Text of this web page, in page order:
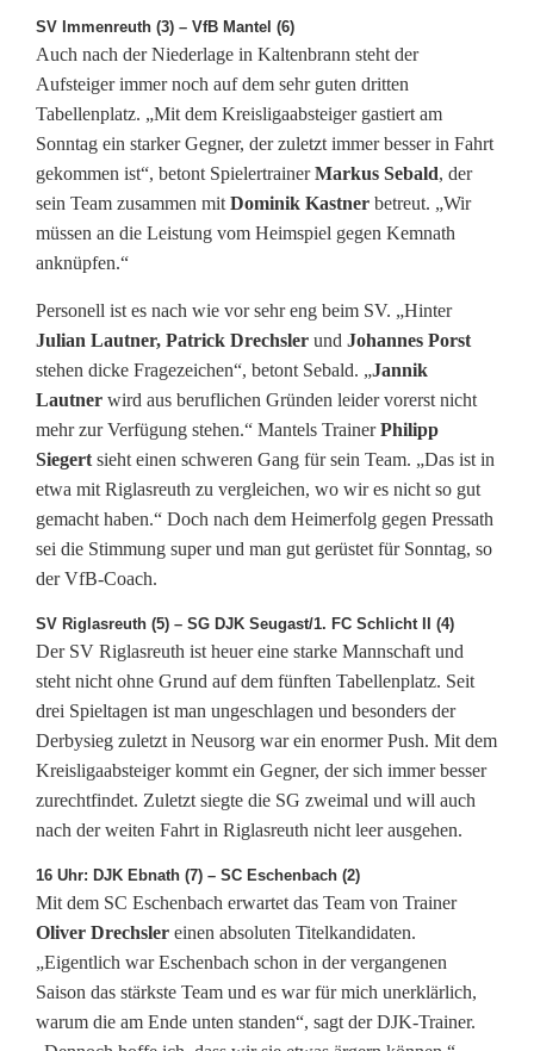
s
o
n
a
l
o
r
g
e
n
e
n
e
n
S
i
e
g
a
n
SV Immenreuth (3) – VfB Mantel (6)
Auch nach der Niederlage in Kaltenbrann steht der
Aufsteiger immer noch auf dem sehr guten dritten
Tabellenplatz. „Mit dem Kreisligaabsteiger gastiert am
Sonntag ein starker Gegner, der zuletzt immer besser in Fahrt
gekommen ist“, betont SpielertrainerMarkus Sebald, der
sein Team zusammen mit Dominik Kastner betreut. „Wir
müssen an die Leistung vom Heimspiel gegen Kemnath
anknüpfen.“
Personell ist es nach wie vor sehr eng beim SV. „Hinter
Julian Lautner, Patrick Drechsler und Johannes Porst
stehen dicke Fragezeichen“, betont Sebald. „Jannik
Lautner wird aus beruflichen Gründen leider vorerst nicht
mehr zur Verfügung stehen.“ Mantels TrainerPhilipp
Siegert sieht einen schweren Gang für sein Team. „Das ist in
etwa mit Riglasreuth zu vergleichen, wo wir es nicht so gut
gemacht haben.“ Doch nach dem Heimerfolg gegen Pressath
sei die Stimmung super und man gut gerüstet für Sonntag, so
der VfB-Coach.
SV Riglasreuth (5) – SG DJK Seugast/1. FC Schlicht II (4)
Der SV Riglasreuth ist heuer eine starke Mannschaft und
steht nicht ohne Grund auf dem fünften Tabellenplatz. Seit
drei Spieltagen ist man ungeschlagen und besonders der
Derbysieg zuletzt in Neusorg war ein enormer Push. Mit dem
Kreisligaabsteiger kommt ein Gegner, der sich immer besser
zurechtfindet. Zuletzt siegte die SG zweimal und will auch
nach der weiten Fahrt in Riglasreuth nicht leer ausgehen.
16 Uhr: DJK Ebnath (7) – SC Eschenbach (2)
Mit dem SC Eschenbach erwartet das Team von Trainer
Oliver Drechsler einen absoluten Titelkandidaten.
„Eigentlich war Eschenbach schon in der vergangenen
Saison das stärkste Team und es war für mich unerklärlich,
warum die am Ende unten standen“, sagt der DJK-Trainer.